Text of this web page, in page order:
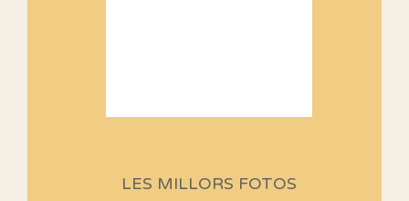
programació d'aquest any
LES MILLORS FOTOS